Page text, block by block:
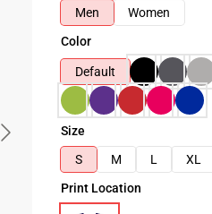
Men
Women
Color
Default
Size
S
M L XL
Print Location